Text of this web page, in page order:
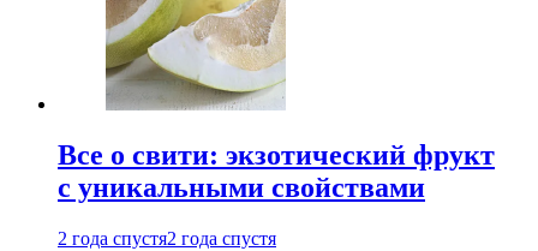
Все о свити: экзотический фрукт
с уникальными свойствами
2 года спустя2 года спустя